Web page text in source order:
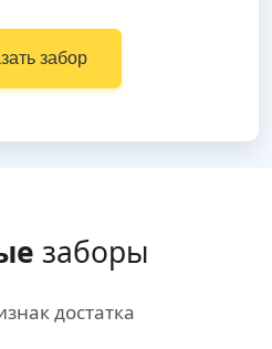
забор
заборы
достатка